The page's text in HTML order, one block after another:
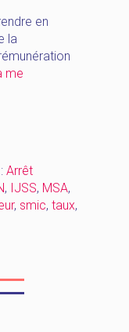
en
la
me
Arrêt
, IJSS, MSA,
, smic, taux,